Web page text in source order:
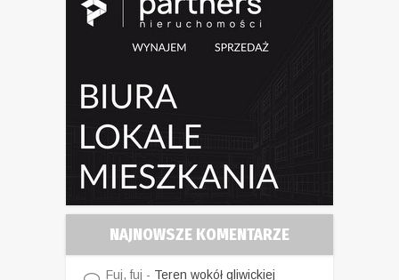
NAJNOWSZE KOMENTARZE
Fuj, fuj - Teren wokół gliwickiej